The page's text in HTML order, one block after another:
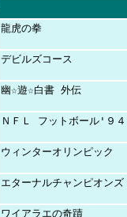
龍虎の拳
デビルズコース
幽☆遊☆白書 外伝
ＮＦＬ フットボール'９４
ウィンターオリンピック
エターナルチャンピオンズ
ワイアラエの奇蹟